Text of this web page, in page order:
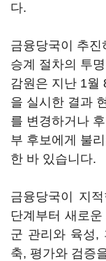
다.
금융당국이 추
승계 절차의 투
감원은 지난 1월
을 실시한 결과
를 변경하거나
부 후보에게 불
한 바 있습니다.
금융당국이 지
단계부터 새로
군 관리와 육성,
축, 평가와 검증